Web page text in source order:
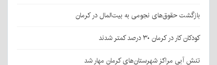
بازگشت حقوق‌های نجومی به بیت‌المال در کرمان
کودکان کار در کرمان ۳۰ درصد کمتر شدند
تنش آبی مراکز شهرستان‌های کرمان مهار شد